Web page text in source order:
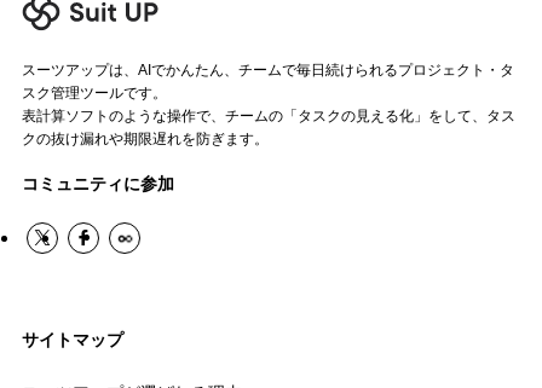
サービス概要資料はこちら
スーツアップは、AIでかんたん、チームで毎日続けられるプロジェクト・タ
スク管理ツールです。
表計算ソフトのような操作で、チームの「タスクの見える化」をして、タス
クの抜け漏れや期限遅れを防ぎます。
コミュニティに参加
サイトマップ